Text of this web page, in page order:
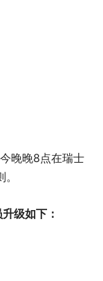
晚晚8点在瑞士
级如下：